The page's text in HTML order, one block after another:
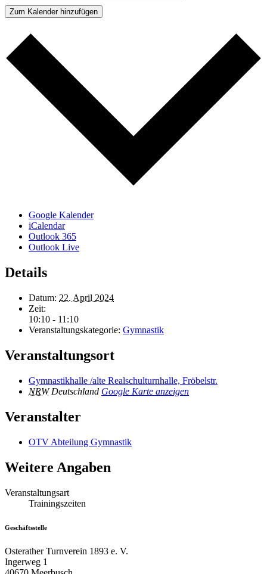
Zum Kalender hinzufügen
Google Kalender
iCalendar
Outlook 365
Outlook Live
Details
Datum: 22. April 2024
Zeit:
10:10 - 11:10
Veranstaltungskategorie: Gymnastik
Veranstaltungsort
Gymnastikhalle /alte Realschulturnhalle, Fröbelstr.
NRW Deutschland Google Karte anzeigen
Veranstalter
OTV Abteilung Gymnastik
Weitere Angaben
Veranstaltungsart
Trainingszeiten
Geschäftsstelle
Osterather Turnverein 1893 e. V.
Ingerweg 1